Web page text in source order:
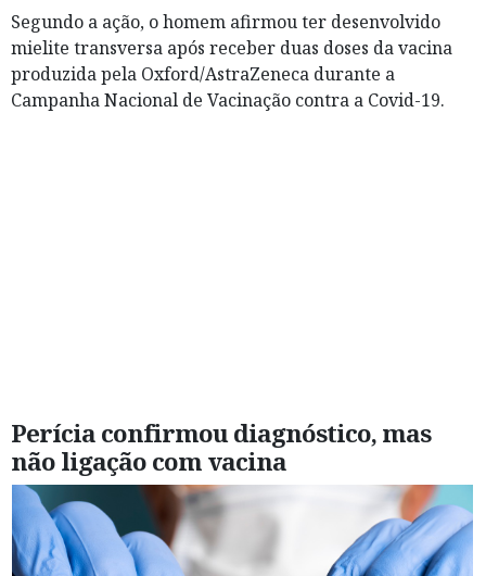
Segundo a ação, o homem afirmou ter desenvolvido
mielite transversa após receber duas doses da vacina
produzida pela Oxford/AstraZeneca durante a
Campanha Nacional de Vacinação contra a Covid-19.
Perícia confirmou diagnóstico, mas
não ligação com vacina